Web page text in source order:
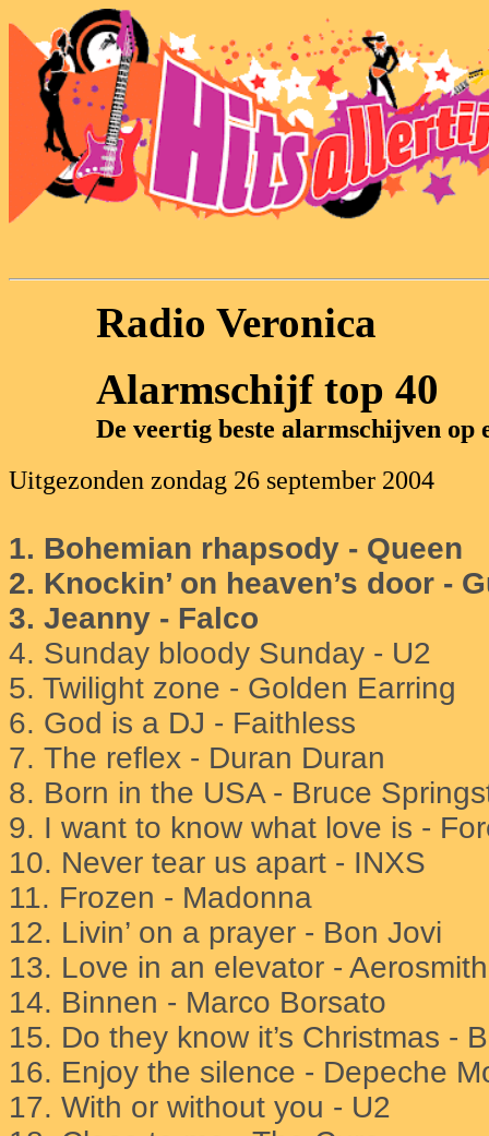
Radio Veronica
Alarmschijf top 40
De veertig beste alarmschijven op
Uitgezonden zondag 26 september 2004
1. Bohemian rhapsody - Queen
2. Knockin’ on heaven’s door -
3. Jeanny - Falco
4. Sunday bloody Sunday - U2
5. Twilight zone - Golden Earring
6. God is a DJ - Faithless
7. The reflex - Duran Duran
8. Born in the USA - Bruce
9. I want to know what love is -
10. Never tear us apart - INXS
11. Frozen - Madonna
12. Livin’ on a prayer - Bon Jovi
13. Love in an elevator - Aerosmith
14. Binnen - Marco Borsato
15. Do they know it’s Christmas -
16. Enjoy the silence - Depeche
17. With or without you - U2